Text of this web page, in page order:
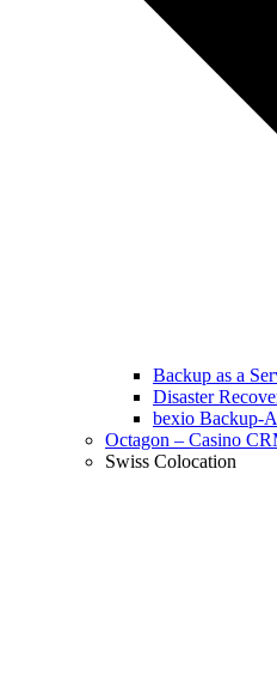
Backup as a
Disaster
bexio Backup-
Octagon – Casino
Swiss Colocation